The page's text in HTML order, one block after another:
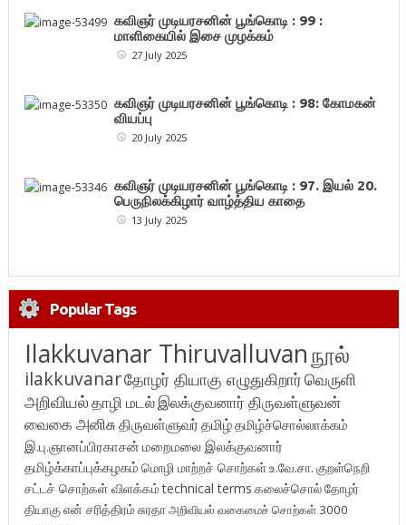
கவிஞர் முடியரசனின் பூங்கொடி : 99 :
மாளிகையில் இசை முழக்கம்
27 July 2025
கவிஞர் முடியரசனின் பூங்கொடி : 98: கோமகன்
வியப்பு
20 July 2025
கவிஞர் முடியரசனின் பூங்கொடி : 97. இயல் 20.
பெருநிலக்கிழார் வாழ்த்திய காதை
13 July 2025
Popular Tags
Ilakkuvanar Thiruvalluvanநூல்
ilakkuvanarதோழர் தியாகு எழுதுகிறார்வெருளி
அறிவியல்தாழி மடல்இலக்குவனார் திருவள்ளுவன்
வைகை அனிசுதிருவள்ளுவர்தமிழ்தமிழ்ச்சொல்லாக்கம்
இ.பு.ஞானப்பிரகாசன் மறைமலை இலக்குவனார்
தமிழ்க்காப்புக்கழகம் மொழி மாற்றச் சொற்கள்உ.வே.சா. குறள்நெறி
சட்டச் சொற்கள் விளக்கம்technical terms கலைச்சொல்தோழர்
தியாகுஎன் சரித்திரம்சுரதாஅறிவியல் வகைமைச் சொற்கள் 3000